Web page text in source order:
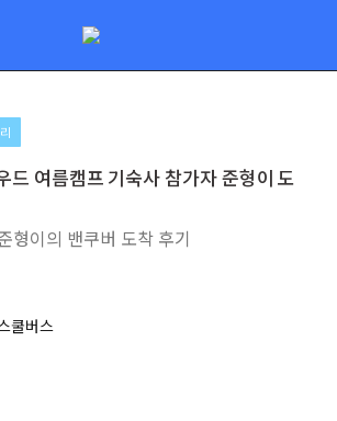
드 여름캠프 기숙사 참가자 준형이 도
형이의 밴쿠버 도착 후기